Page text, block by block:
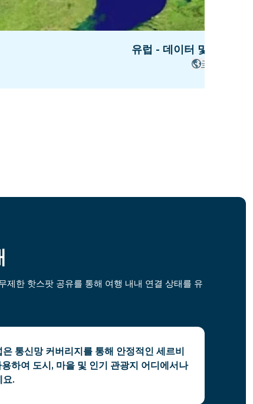
유럽 - 데이터 및 통화 -
국가
한 핫스팟 공유를 통해 여행 내내 연결 상태를 유
통신망 커버리지를 통해 안정적인 세르비
하여 도시, 마을 및 인기 관광지 어디에서나
요.